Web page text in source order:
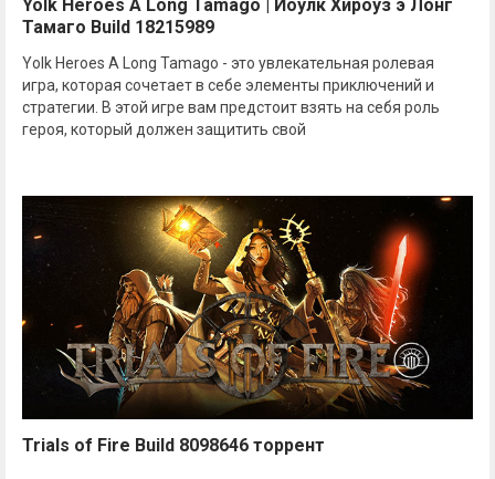
Yolk Heroes A Long Tamago | Йоулк Хироуз э Лонг
Тамаго Build 18215989
Yolk Heroes A Long Tamago - это увлекательная ролевая
игра, которая сочетает в себе элементы приключений и
стратегии. В этой игре вам предстоит взять на себя роль
героя, который должен защитить свой
Trials of Fire Build 8098646 торрент